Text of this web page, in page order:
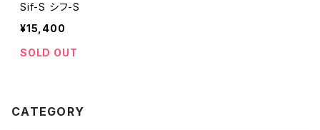
Sif-S シフ-S
¥15,400
SOLD OUT
CATEGORY